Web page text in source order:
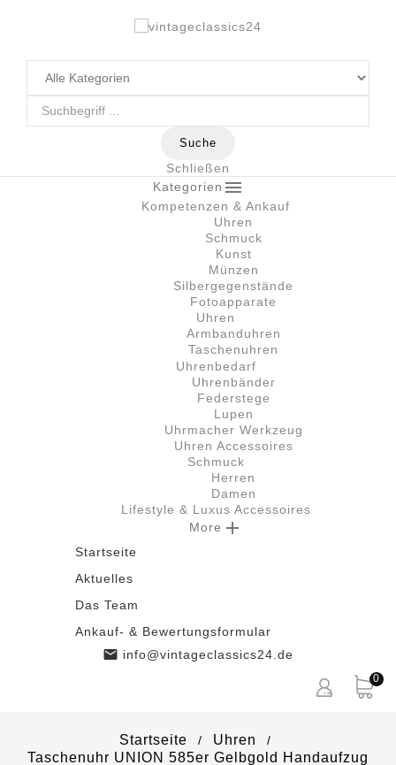
Suche
Schließen
Kategorien 
Kompetenzen & Ankauf
Uhren
Schmuck
Kunst
Münzen
Silbergegenstände
Fotoapparate
Uhren
Armbanduhren
Taschenuhren
Uhrenbedarf
Uhrenbänder
Federstege
Lupen
Uhrmacher Werkzeug
Uhren Accessoires
Schmuck
Herren
Damen
Lifestyle & Luxus Accessoires
More 
Startseite
Aktuelles
Das Team
Ankauf- & Bewertungsformular
 info@vintageclassics24.de
0
Startseite
Uhren
Taschenuhr UNION 585er Gelbgold Handaufzug